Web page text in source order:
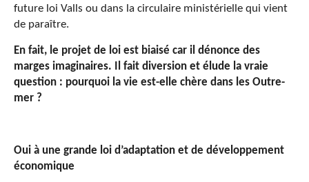
future loi Valls ou dans la circulaire ministérielle qui vient
de paraître.
En fait, le projet de loi est biaisé car il dénonce des
marges imaginaires. Il fait diversion et élude la vraie
question : pourquoi la vie est-elle chère dans les Outre-
mer ?
Oui à une grande loi d’adaptation et de développement
économique